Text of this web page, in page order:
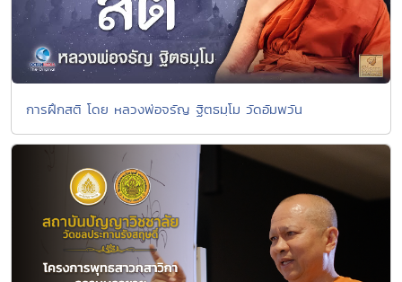
การฝึกสติ โดย หลวงพ่อจรัญ ฐิตธมฺโม วัดอัมพวัน